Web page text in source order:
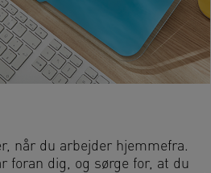
når du arbejder hjemmefra.
foran dig, og sørge for, at du